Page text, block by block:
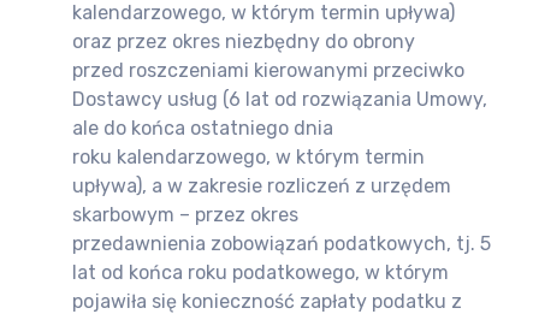
kalendarzowego, w którym termin upływa)
oraz przez okres niezbędny do obrony
przed roszczeniami kierowanymi przeciwko
Dostawcy usług (6 lat od rozwiązania Umowy,
ale do końca ostatniego dnia
roku kalendarzowego, w którym termin
upływa), a w zakresie rozliczeń z urzędem
skarbowym – przez okres
przedawnienia zobowiązań podatkowych, tj. 5
lat od końca roku podatkowego, w którym
pojawiła się konieczność zapłaty podatku z